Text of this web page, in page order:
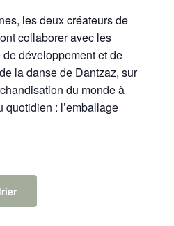
les deux créateurs de
collaborer avec les
développement et de
la danse de Dantzaz, sur
du monde à
quotidien : l’emballage